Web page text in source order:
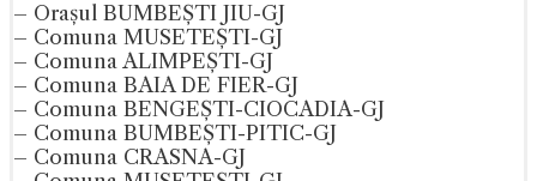
– Orașul BUMBEȘTI JIU-GJ
– Comuna MUSETEȘTI-GJ
– Comuna ALIMPEȘTI-GJ
– Comuna BAIA DE FIER-GJ
– Comuna BENGEȘTI-CIOCADIA-GJ
– Comuna BUMBEȘTI-PITIC-GJ
– Comuna CRASNA-GJ